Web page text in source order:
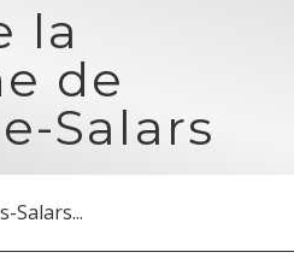
la
de
Salars
Salars...